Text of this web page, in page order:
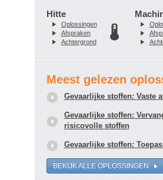
Hitte
Oplossingen
Afspraken
Achtergrond
Meest gelezen
Gevaarlijke stoffen: Vaste
Gevaarlijke stoffen:
risicovolle stoffen
Gevaarlijke stoffen:
BEKIJK ALLE OPLOSSINGEN